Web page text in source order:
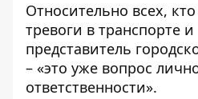
Относительно всех,
тревоги в транспорте
представитель
– «это уже вопрос
ответственности».